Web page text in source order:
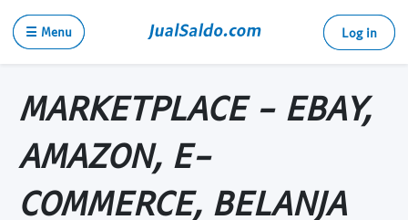
☰ Menu Log in
MARKETPLACE - EBAY,
AMAZON, E-
COMMERCE, BELANJA